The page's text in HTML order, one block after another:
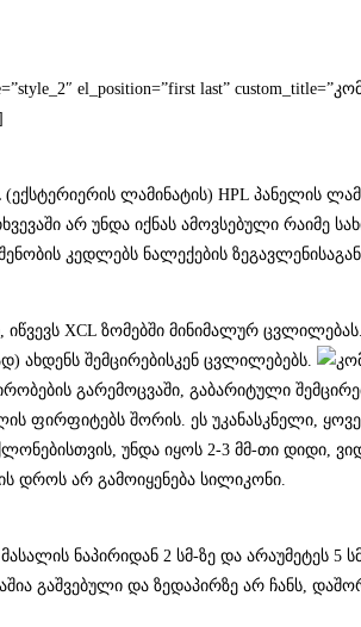
el_position=”first last”
ლამინატის) HPL პანელის
არ უნდა იქნას ამოვსებული რაიმე
კედლებს ნალექების
XCL ზომებში მინიმალურ
ახდენს შემცირებისკენ ცვლილებებს.
გარემოცვაში, გაბარიტული
ფირფიტებს შორის. ეს უკანასკნელი,
უნდა იყოს 2-3 მმ-თი დიდი,
დროს არ გამოიყენება სილიკონი.
ნაპირიდან 2 სმ-ზე და არაუმეტეს 5
გაშვებული და ზედაპირზე არ ჩანს,